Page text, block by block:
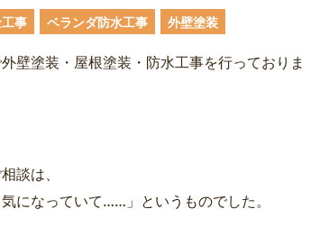
事 ベランダ防水工事 外壁塗装
壁塗装・屋根塗装・防水工事を行っておりま
談は、
になっていて……」というものでした。